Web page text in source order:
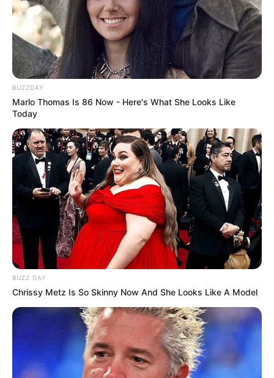
BUZZDAY
Marlo Thomas Is 86 Now - Here's What She Looks Like
Today
BUZZ DAY
Chrissy Metz Is So Skinny Now And She Looks Like A Model